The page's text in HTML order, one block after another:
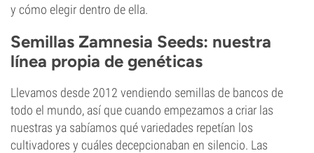
y cómo elegir dentro de ella.
Semillas Zamnesia Seeds: nuestra
línea propia de genéticas
Llevamos desde 2012 vendiendo semillas de bancos de
todo el mundo, así que cuando empezamos a criar las
nuestras ya sabíamos qué variedades repetían los
cultivadores y cuáles decepcionaban en silencio. Las